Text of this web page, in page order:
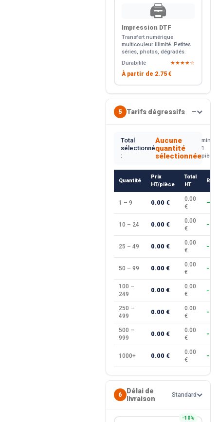
🖨️
Impression DTF
Transfert numérique
multicouleur illimité. Petites
séries, photos, dégradés.
Durabilité
★★★★☆
À partir de 2.75 €
5 Tarifs dégressifs —
Total
sélectionné
:
Aucune
quantité
sélectionnée
min.
1
pièce
Quantité
Prix
HT/pièce
Total
HT
1 – 9 0.00 €
0.00
€
—
10 – 24 0.00 €
0.00
€
25 – 49 0.00 €
0.00
€
50 – 99 0.00 €
0.00
€
100 –
249
0.00 €
0.00
€
250 –
499
0.00 €
0.00
€
500 –
999
0.00 €
0.00
€
1000+ 0.00 €
0.00
€
6
Délai de
livraison
Standard
−10%